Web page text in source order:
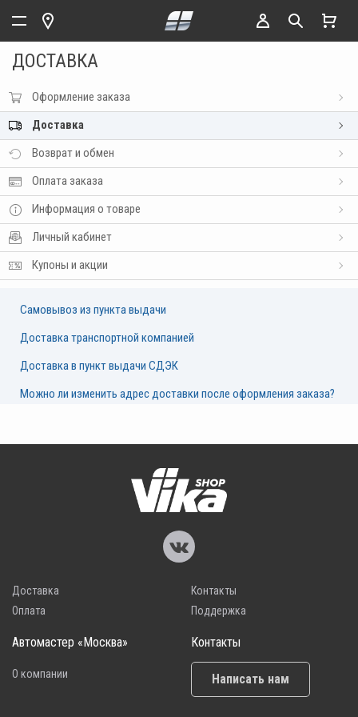
ДОСТАВКА
Оформление заказа
Доставка
Возврат и обмен
Оплата заказа
Информация о товаре
Личный кабинет
Купоны и акции
Самовывоз из пункта выдачи
Доставка транспортной компанией
Доставка в пункт выдачи СДЭК
Можно ли изменить адрес доставки после оформления заказа?
Доставка
Оплата
Контакты
Поддержка
Автомастер «Москва»
О компании
Контакты
Написать нам